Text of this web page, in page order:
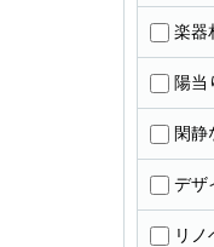
楽器
陽当
閑静
デザ
リ